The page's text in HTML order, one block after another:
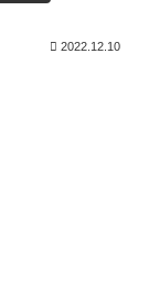
2022.12.10